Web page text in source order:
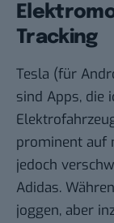
Tracking
Tesla (für
sind Apps, die
prominent auf
jedoch
Adidas.
joggen, aber